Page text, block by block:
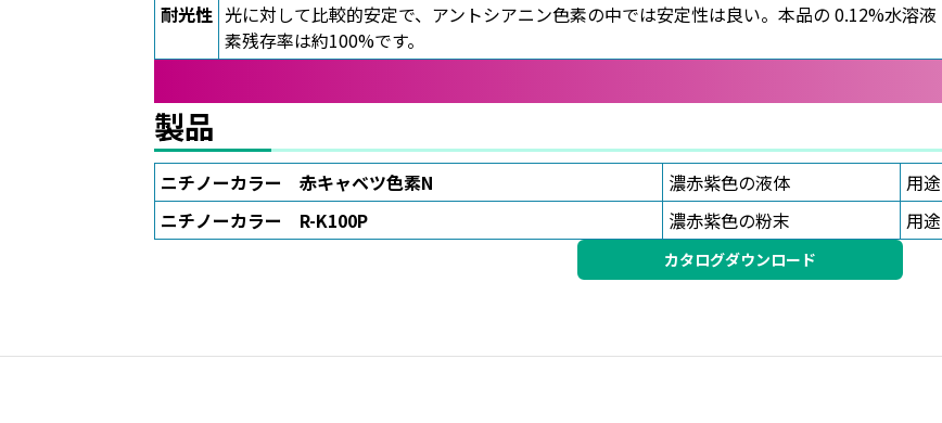
耐光性 光に対して比較的安定で、アントシアニン色素の中では安定性は良い。本品の 0.12%水溶
素残存率は約100%です。
製品
ニチノーカラー 赤キャベツ色素N 濃赤紫色の液体
用
ニチノーカラー R-K100P
濃赤紫色の粉末 用
カタログダウンロード